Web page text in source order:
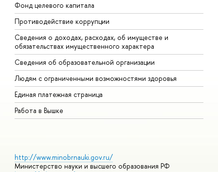
Фонд целевого капитала
Противодействие коррупции
Сведения о доходах, расходах, об имуществе и
обязательствах имущественного характера
Сведения об образовательной организации
Людям с ограниченными возможностями здоровья
Единая платежная страница
Работа в Вышке
http://www.minobrnauki.gov.ru/
Министерство науки и высшего образования РФ